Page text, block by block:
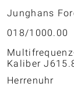
Junghans
018/1000.00
Kaliber
Herrenuhr